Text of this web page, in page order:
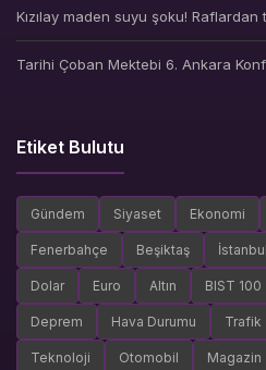
Kızılay maden suyu şoku! Raflardan
Tarihi Çoban Mektebi 6. Ankara
Etiket Bulutu
Gündem Siyaset Ekonomi
Fenerbahçe Beşiktaş İstanbul
Dolar Euro Altın BIST 100
Deprem Hava Durumu Trafik
Teknoloji Otomobil Magazin